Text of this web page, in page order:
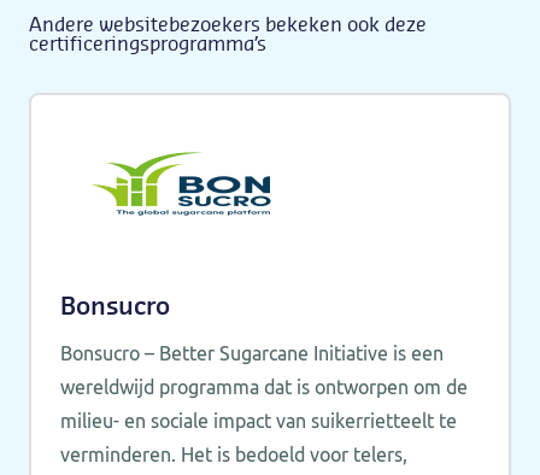
Andere websitebezoekers bekeken ook deze
certificeringsprogramma’s
Bonsucro
Bonsucro – Better Sugarcane Initiative is een
wereldwijd programma dat is ontworpen om de
milieu- en sociale impact van suikerrietteelt te
verminderen. Het is bedoeld voor telers,